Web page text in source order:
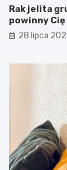
Rak jelita
powinny
28 lipca